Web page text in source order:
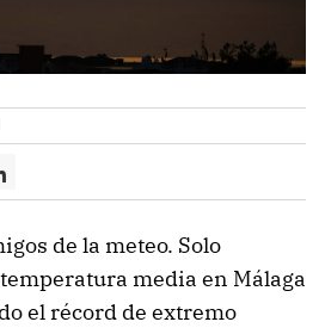
de la meteo. Solo
media en Málaga
el récord de extremo